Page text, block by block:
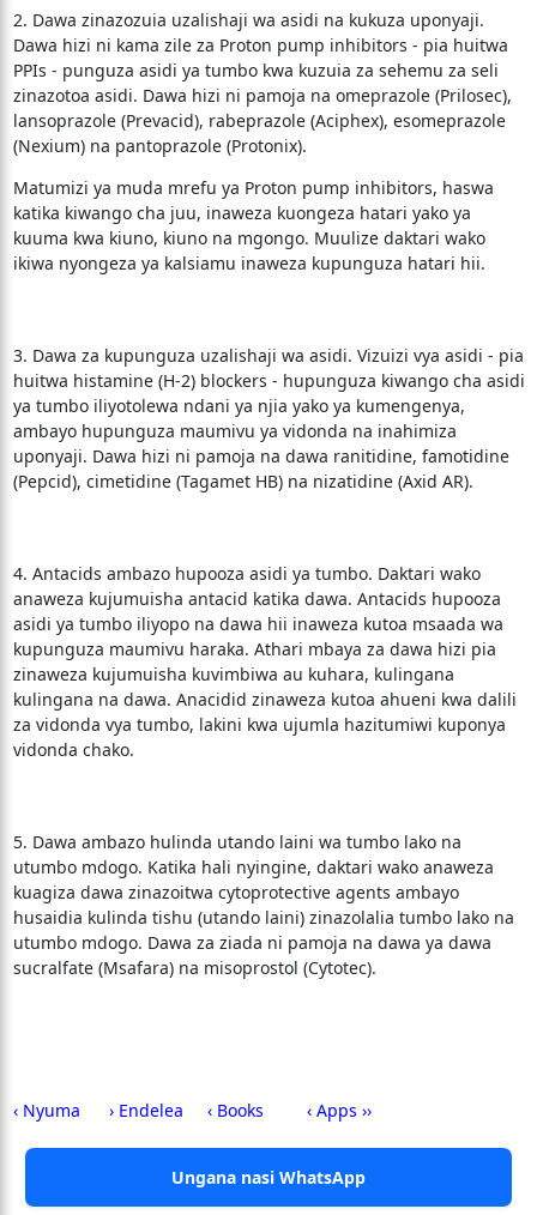
2. Dawa zinazozuia uzalishaji wa asidi na kukuza uponyaji.
Dawa hizi ni kama zile za Proton pump inhibitors - pia huitwa
PPIs - punguza asidi ya tumbo kwa kuzuia za sehemu za seli
zinazotoa asidi. Dawa hizi ni pamoja na omeprazole (Prilosec),
lansoprazole (Prevacid), rabeprazole (Aciphex), esomeprazole
(Nexium) na pantoprazole (Protonix).
Matumizi ya muda mrefu ya Proton pump inhibitors, haswa
katika kiwango cha juu, inaweza kuongeza hatari yako ya
kuuma kwa kiuno, kiuno na mgongo. Muulize daktari wako
ikiwa nyongeza ya kalsiamu inaweza kupunguza hatari hii.
3. Dawa za kupunguza uzalishaji wa asidi. Vizuizi vya asidi - pia
huitwa histamine (H-2) blockers - hupunguza kiwango cha asidi
ya tumbo iliyotolewa ndani ya njia yako ya kumengenya,
ambayo hupunguza maumivu ya vidonda na inahimiza
uponyaji. Dawa hizi ni pamoja na dawa ranitidine, famotidine
(Pepcid), cimetidine (Tagamet HB) na nizatidine (Axid AR).
4. Antacids ambazo hupooza asidi ya tumbo. Daktari wako
anaweza kujumuisha antacid katika dawa. Antacids hupooza
asidi ya tumbo iliyopo na dawa hii inaweza kutoa msaada wa
kupunguza maumivu haraka. Athari mbaya za dawa hizi pia
zinaweza kujumuisha kuvimbiwa au kuhara, kulingana
kulingana na dawa. Anacidid zinaweza kutoa ahueni kwa dalili
za vidonda vya tumbo, lakini kwa ujumla hazitumiwi kuponya
vidonda chako.
5. Dawa ambazo hulinda utando laini wa tumbo lako na
utumbo mdogo. Katika hali nyingine, daktari wako anaweza
kuagiza dawa zinazoitwa cytoprotective agents ambayo
husaidia kulinda tishu (utando laini) zinazolalia tumbo lako na
utumbo mdogo. Dawa za ziada ni pamoja na dawa ya dawa
sucralfate (Msafara) na misoprostol (Cytotec).
‹ Nyuma › Endelea ‹ Books ‹ Apps ››
Ungana nasi WhatsApp